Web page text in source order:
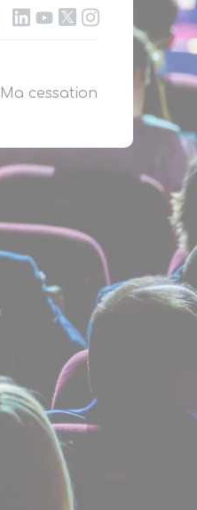
Ma cessation